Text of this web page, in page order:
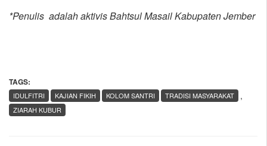
*Penulis adalah aktivis Bahtsul Masail Kabupaten Jember
TAGS:
,
IDULFITRI KAJIAN FIKIH KOLOM SANTRI
TRADISI MASYARAKAT
ZIARAH KUBUR